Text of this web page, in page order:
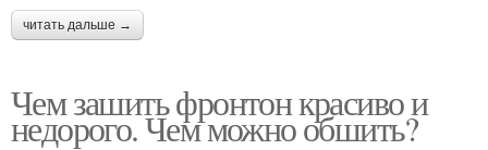
читать дальше →
Чем зашить фронтон красиво и
недорого. Чем можно обшить?